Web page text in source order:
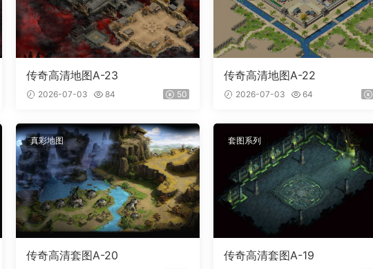
传奇高清地图A-23
2026-07-03 84 50
传奇高清地图A-22
2026-07-03 64
真彩地图
传奇高清套图A-20
套图系列
传奇高清套图A-19